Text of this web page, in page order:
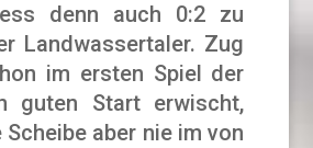
denn auch 0:2 zu
Landwassertaler. Zug
im ersten Spiel der
guten Start erwischt,
aber nie im von